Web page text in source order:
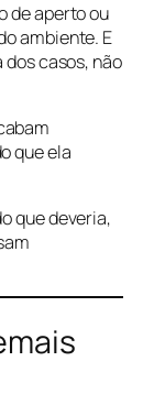
de aperto ou
ambiente. E
casos, não
que ela
que deveria,